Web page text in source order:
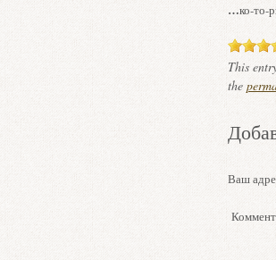
…ко-то-
This
the
Ваш